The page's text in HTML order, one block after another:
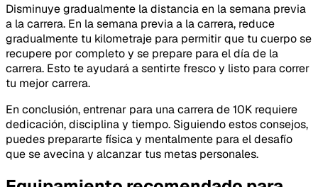
Disminuye gradualmente la distancia en la semana previa
a la carrera. En la semana previa a la carrera, reduce
gradualmente tu kilometraje para permitir que tu cuerpo se
recupere por completo y se prepare para el día de la
carrera. Esto te ayudará a sentirte fresco y listo para correr
tu mejor carrera.
En conclusión, entrenar para una carrera de 10K requiere
dedicación, disciplina y tiempo. Siguiendo estos consejos,
puedes prepararte física y mentalmente para el desafío
que se avecina y alcanzar tus metas personales.